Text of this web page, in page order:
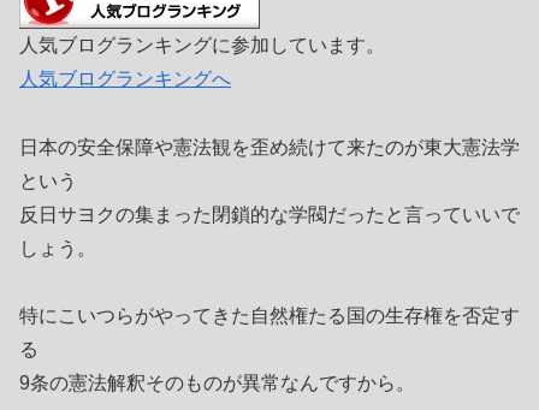
人気ブログランキングに参加しています。
人気ブログランキングへ
日本の安全保障や憲法観を歪め続けて来たのが東大憲法学
という
反日サヨクの集まった閉鎖的な学閥だったと言っていいで
しょう。
特にこいつらがやってきた自然権たる国の生存権を否定す
る
9条の憲法解釈そのものが異常なんですから。